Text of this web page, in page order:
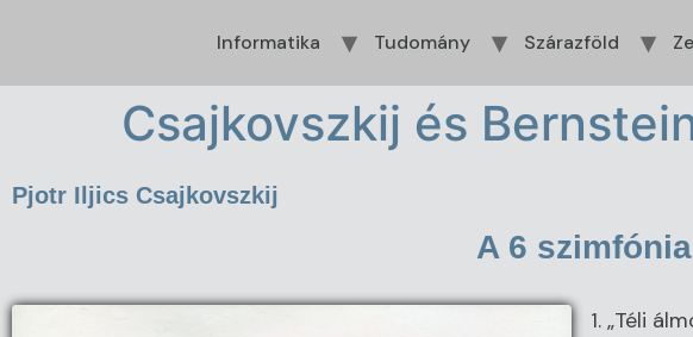
Informatika Tudomány Szárazföld
Csajkovszkij és
Pjotr Iljics Csajkovszkij
A 6
1. „Téli